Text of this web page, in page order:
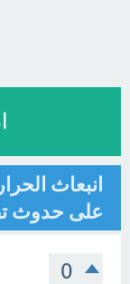
انبعاث
على حدوث
0